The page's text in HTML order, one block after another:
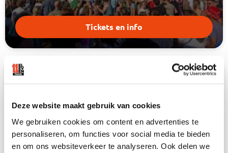
Deze website maakt gebruik van cookies
We gebruiken cookies om content en advertenties te
personaliseren, om functies voor social media te bieden
en om ons websiteverkeer te analyseren. Ook delen we
Tickets en info
16 augustus
DE HOLLANDSE ZOMER
5 294